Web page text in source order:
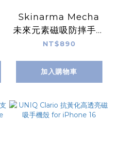
Skinarma Mecha
未來元素磁吸防摔手機
殼 for iPhone 16
NT$890
加入購物車